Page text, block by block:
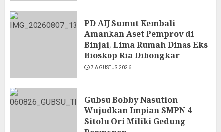
PD AIJ Sumut Kembali
Amankan Aset Pemprov di
Binjai, Lima Rumah Dinas Eks
Bioskop Ria Dibongkar
7 AGUSTUS 2026
Gubsu Bobby Nasution
Wujudkan Impian SMPN 4
Sitolu Ori Miliki Gedung